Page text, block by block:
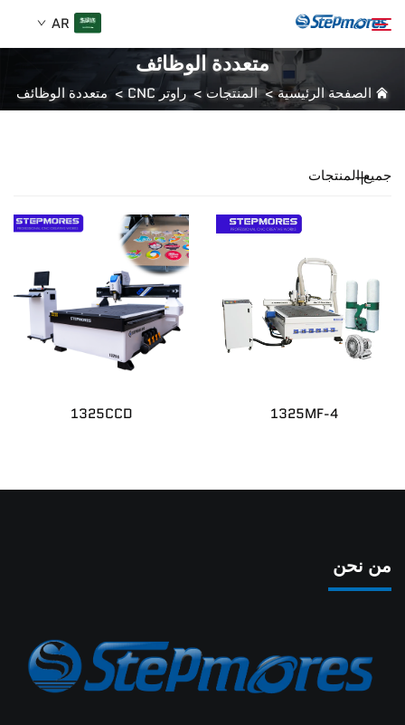
AR
الصفحة الرئيسية
من نحن
دليل
شراء
اتصل بنا
متعددة الوظائف
الصفحة الرئيسية>المنتجات >راوتر CNC >متعددة الوظائف
جميع المنتجات
1325MF-4
1325CCD
من نحن